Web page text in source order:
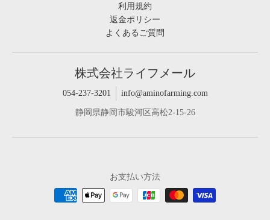
利用規約
返金ポリシー
よくあるご質問
株式会社ライフメール
054-237-3201 info@aminofarming.com
静岡県静岡市駿河区高松2-15-26
お支払い方法